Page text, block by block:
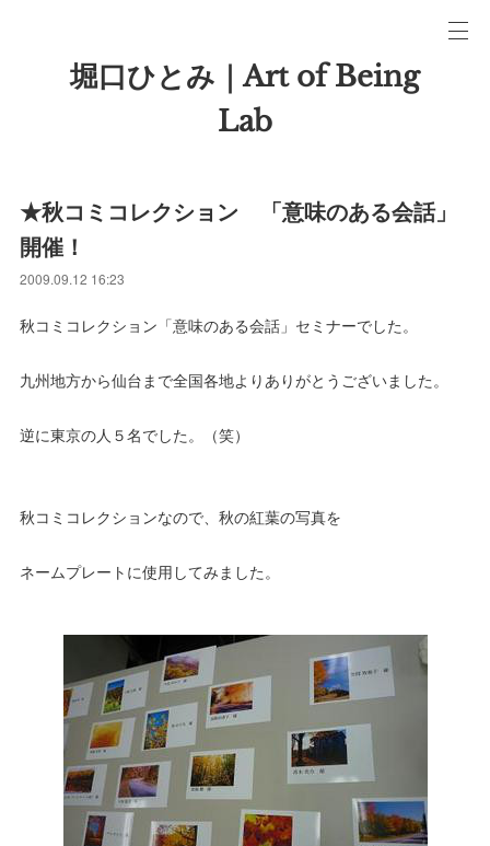
堀口ひとみ｜Art of Being
Lab
★秋コミコレクション 「意味のある会話」
開催！
2009.09.12 16:23
秋コミコレクション「意味のある会話」セミナーでした。
九州地方から仙台まで全国各地よりありがとうございました。
逆に東京の人５名でした。（笑）
秋コミコレクションなので、秋の紅葉の写真を
ネームプレートに使用してみました。